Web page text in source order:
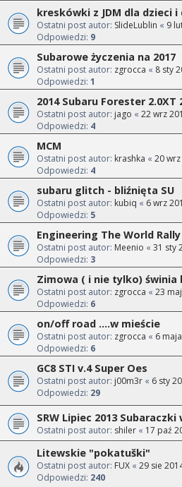
kreskówki z JDM dla dzieci i
Ostatni post autor: SlideLublin « 9
Odpowiedzi: 9
Subarowe życzenia na 2017
Ostatni post autor: zgrocca « 8 sty
Odpowiedzi: 1
2014 Subaru Forester
Ostatni post autor: jago « 22 wrz
Odpowiedzi: 4
MCM
Ostatni post autor: krashka « 20
Odpowiedzi: 4
subaru glitch - bliźnięta SU
Ostatni post autor: kubiq « 6 wrz
Odpowiedzi: 5
Engineering The World
Ostatni post autor: Meenio « 31 sty
Odpowiedzi: 3
Zimowa ( i nie tylko) świnia
Ostatni post autor: zgrocca « 23
Odpowiedzi: 6
on/off road ....w mieście
Ostatni post autor: zgrocca « 6
Odpowiedzi: 6
GC8 STI v.4 Super Oes
Ostatni post autor: j00m3r « 6 sty
Odpowiedzi: 29
SRW Lipiec 2013 Subaraczki
Ostatni post autor: shiler « 17 paź
Litewskie "pokatuški"
Ostatni post autor: FUX « 29 sie
Odpowiedzi: 240